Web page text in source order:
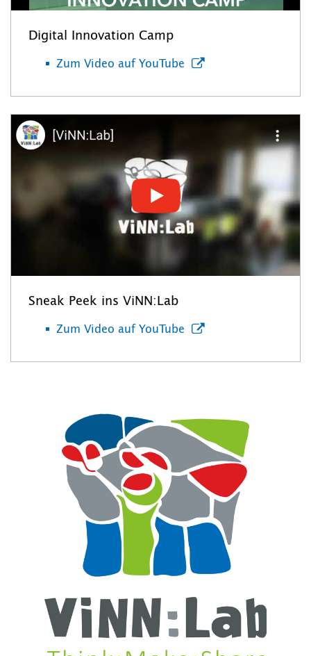
Digital Innovation Camp
Zum Video auf YouTube
Sneak Peek ins ViNN:Lab
Zum Video auf YouTube